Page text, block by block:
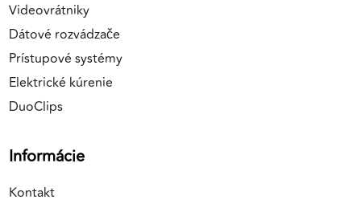
Videovrátniky
Dátové rozvádzače
Prístupové systémy
Elektrické kúrenie
DuoClips
Informácie
Kontakt